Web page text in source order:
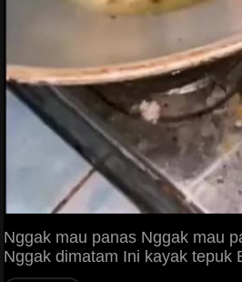
Nggak mau panas Nggak mau
Nggak dimatam Ini kayak tepuk